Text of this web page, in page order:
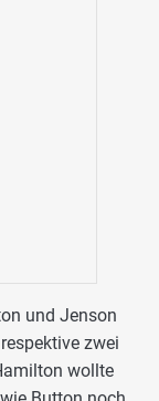
und Jenson
zwei
wollte